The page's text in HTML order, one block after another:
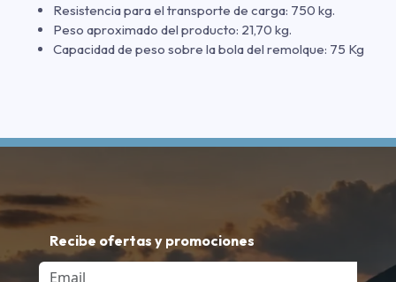
Resistencia para el transporte de carga: 750 kg.
Peso aproximado del producto: 21,70 kg.
Capacidad de peso sobre la bola del remolque: 75 Kg
Recibe ofertas y promociones
Email